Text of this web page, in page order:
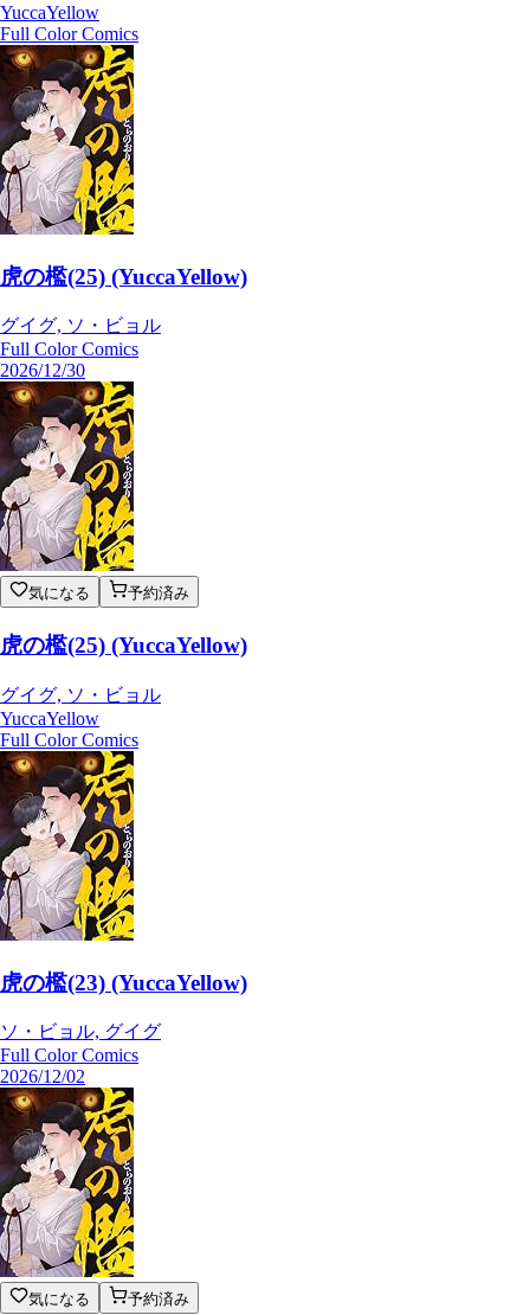
YuccaYellow
Full Color Comics
虎の檻(25) (YuccaYellow)
グイグ, ソ・ビョル
Full Color Comics
2026/12/30
気になる 予約済み
虎の檻(25) (YuccaYellow)
グイグ, ソ・ビョル
YuccaYellow
Full Color Comics
虎の檻(23) (YuccaYellow)
ソ・ビョル, グイグ
Full Color Comics
2026/12/02
気になる 予約済み